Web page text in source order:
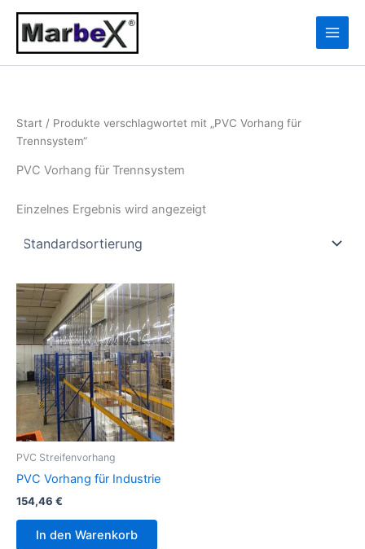
Zum
Inhalt
springen
Start / Produkte verschlagwortet mit „PVC Vorhang für
Trennsystem“
PVC Vorhang für Trennsystem
Einzelnes Ergebnis wird angezeigt
PVC Streifenvorhang
PVC Vorhang für Industrie
154,46 €
In den Warenkorb